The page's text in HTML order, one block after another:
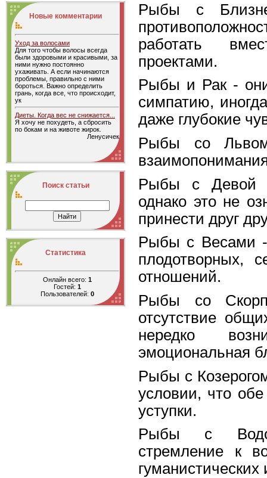
Новые комментарии
Уход за волосами
Для того чтобы волосы всегда
были здоровыми и красивыми, за
ними нужно постоянно
ухаживать. А если начинаются
проблемы, правильно с ними
бороться. Важно определить
грань, когда все, что происходит,
ук
Диеты. Когда вес не снижается...
Я хочу не похудеть, а сбросить
по бокам и на животе жирок.
Ленусичек
Поиск статьи
Статистика
Онлайн всего: 1
Гостей: 1
Пользователей: 0
Рыбы с
работать
проектами.
Рыбы и Рак -
симпатию,
даже глубокие
Рыбы со
Рыбы с Девой -
однако это не
принести друг
Рыбы с Весами
плодотворных,
отношений.
Рыбы со
отсутствие
нередко
эмоциональная
Рыбы с
условии, что
уступки.
Рыбы с
стремление к
гуманистических